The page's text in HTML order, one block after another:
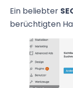
Ein beliebter
berüchtigten